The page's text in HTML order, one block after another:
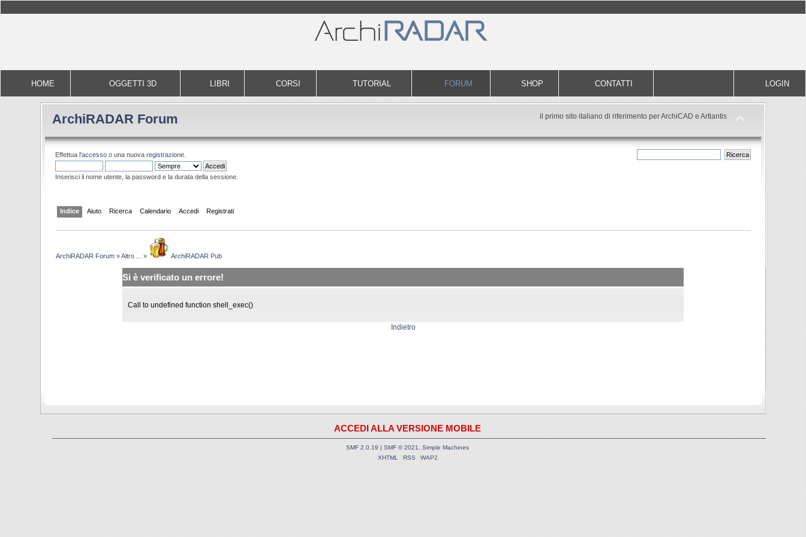
HOME OGGETTI 3D LIBRI CORSI TUTORIAL FORUM SHOP CONTATTI LOGIN
ArchiRADAR Forum il primo sito italiano di riferimento per ArchiCAD e Artlantis
Effettua l'accesso o una nuovaregistrazione.
Inserisci il nome utente, la password e la durata della sessione.
Indice Aiuto Ricerca Calendario Accedi Registrati
ArchiRADAR Forum »Altro ... » ArchiRADAR Pub
Si è verificato un errore!
Call to undefined function shell_exec()
Indietro
ACCEDI ALLA VERSIONE MOBILE
SMF 2.0.19 | SMF © 2021
Simple Machines
XHTML
RSS WAP2